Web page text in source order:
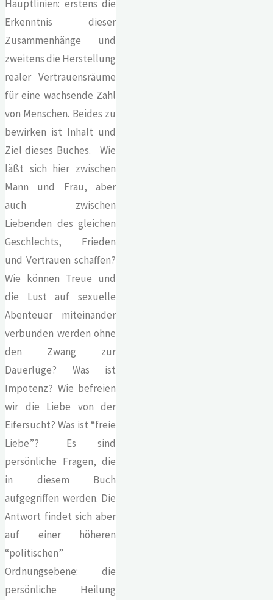
Hauptlinien: erstens die
Erkenntnis dieser
Zusammenhänge und
zweitens die Herstellung
realer Vertrauensräume
für eine wachsende Zahl
von Menschen. Beides zu
bewirken ist Inhalt und
Ziel dieses Buches. Wie
läßt sich hier zwischen
Mann und Frau, aber
auch zwischen
Liebenden des gleichen
Geschlechts, Frieden
und Vertrauen schaffen?
Wie können Treue und
die Lust auf sexuelle
Abenteuer miteinander
verbunden werden ohne
den Zwang zur
Dauerlüge? Was ist
Impotenz? Wie befreien
wir die Liebe von der
Eifersucht? Was ist “freie
Liebe”? Es sind
persönliche Fragen, die
in diesem Buch
aufgegriffen werden. Die
Antwort findet sich aber
auf einer höheren
“politischen”
Ordnungsebene: die
persönliche Heilung